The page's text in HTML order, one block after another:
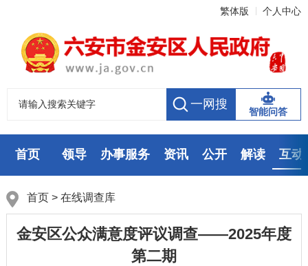
繁体版 个人中心
智能问答
首页 领导 办事服务 资讯 公开 解读 互动
首页> 在线调查库
金安区公众满意度评议调查——2025年度
第二期